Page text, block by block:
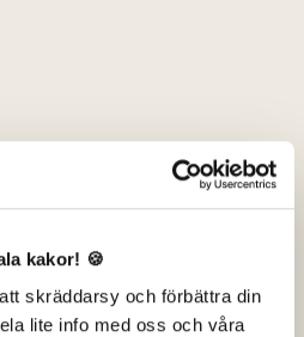
kakor! 🍪
skräddarsy och förbättra din
lite info med oss och våra